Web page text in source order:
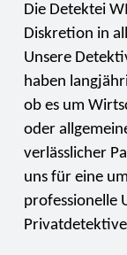
Die Detektei
Diskretion in
Unsere
haben
ob es um
oder
verlässlicher
uns für eine
professionelle